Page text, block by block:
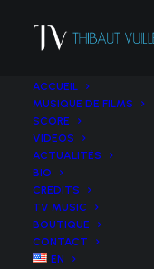
ACCUEIL
MUSIQUE DE FILMS
SCORE
VIDEOS
ACTUALITÉS
BIO
CREDITS
TV MUSIC
BOUTIQUE
CONTACT
EN
7 Mai 2025 –
Spectacle de la
d’Arc